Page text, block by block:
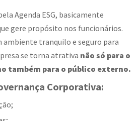
Agenda ESG, basicamente
gere propósito nos funcionários.
ambiente tranquilo e seguro para
se torna atrativa não só para o
também para o público externo.
Corporativa: